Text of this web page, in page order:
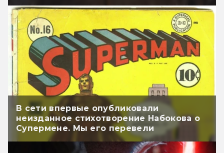
В сети впервые опубликовали
неизданное стихотворение Набокова о
Супермене. Мы его перевели